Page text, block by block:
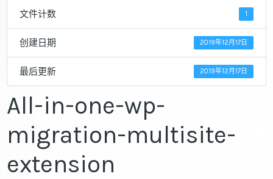
文件计数 1
创建日期 2019年12月17日
最后更新 2019年12月17日
All-in-one-wp-
migration-multisite-
extension